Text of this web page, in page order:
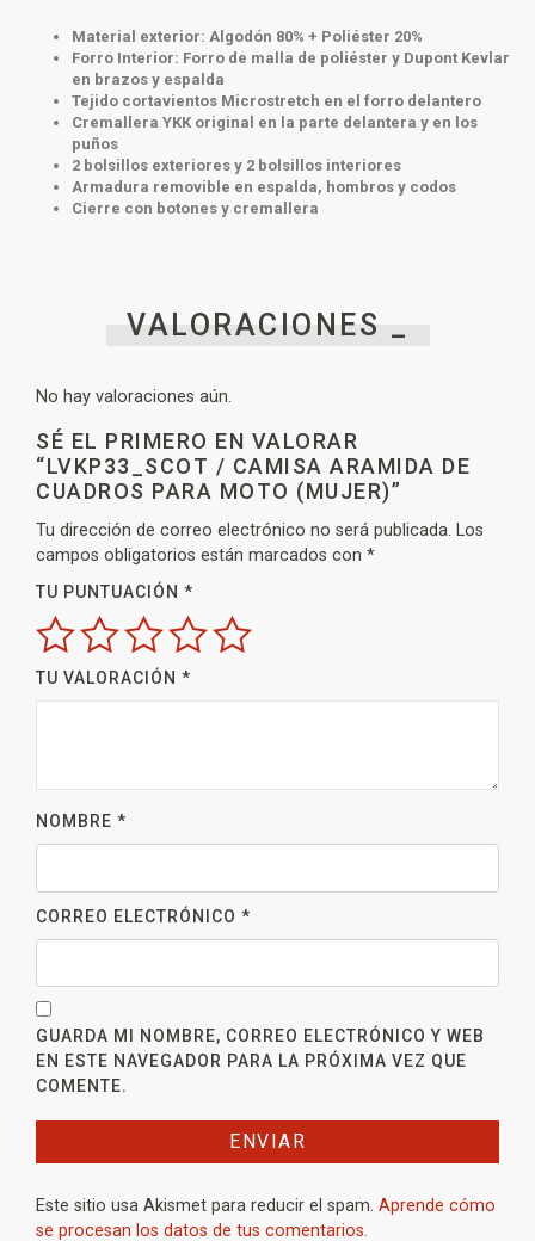
Material exterior: Algodón 80% + Poliéster 20%
Forro Interior: Forro de malla de poliéster y Dupont Kevlar
en brazos y espalda
Tejido cortavientos Microstretch en el forro delantero
Cremallera YKK original en la parte delantera y en los
puños
2 bolsillos exteriores y 2 bolsillos interiores
Armadura removible en espalda, hombros y codos
Cierre con botones y cremallera
VALORACIONES _
No hay valoraciones aún.
SÉ EL PRIMERO EN VALORAR
“LVKP33_SCOT / CAMISA ARAMIDA DE
CUADROS PARA MOTO (MUJER)”
Tu dirección de correo electrónico no será publicada. Los
campos obligatorios están marcados con *
TU PUNTUACIÓN *
TU VALORACIÓN *
NOMBRE *
CORREO ELECTRÓNICO *
GUARDA MI NOMBRE, CORREO ELECTRÓNICO Y WEB
EN ESTE NAVEGADOR PARA LA PRÓXIMA VEZ QUE
COMENTE.
Este sitio usa Akismet para reducir el spam. Aprende cómo
se procesan los datos de tus comentarios.